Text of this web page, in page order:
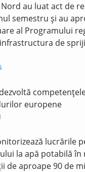
au luat act de
semestru și au
al Programului
de
europene
lucrările
la apă potabilă în
de aproape 90 de